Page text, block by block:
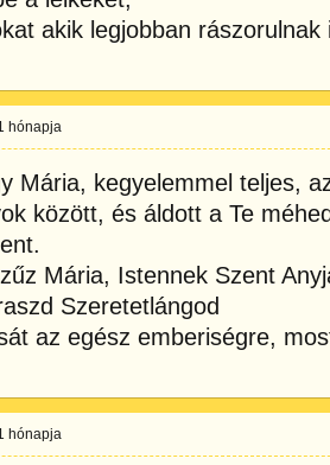
akik legjobban
hónapja
Mária, kegyelemmel teljes,
között, és áldott a Te
Mária, Istennek Szent
Szeretetlángod
az egész emberiségre,
hónapja